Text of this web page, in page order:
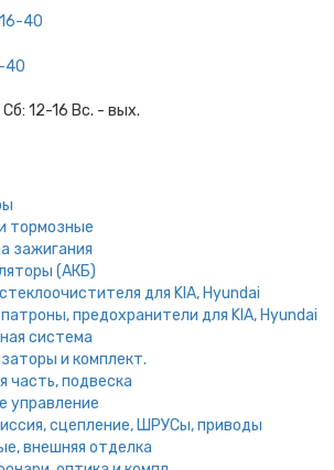
40
40
12-16 Вс. - вых.
тормозные
зажигания
(АКБ)
для KIA, Hyundai
предохранители для KIA, Hyundai
система
и комплект.
часть, подвеска
управление
сцепление, ШРУСы, приводы
внешняя отделка